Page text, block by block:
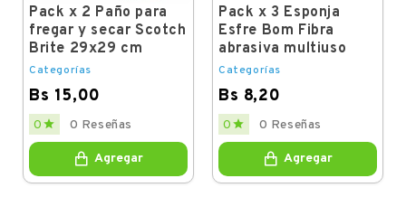
Pack x 2 Paño para
fregar y secar Scotch
Brite 29x29 cm
Categorías
Bs 15,00
Price
0  0 Reseñas
Agregar
Pack x 3 Esponja
Esfre Bom Fibra
abrasiva multiuso
Categorías
Bs 8,20
Price
0  0 Reseñas
Agregar